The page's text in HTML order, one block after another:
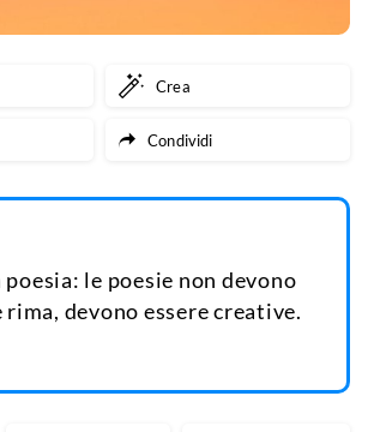
Crea
Condividi
poesia: le poesie non devono
rima, devono essere creative.